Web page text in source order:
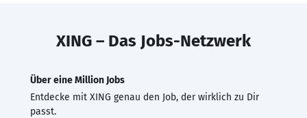
XING – Das Jobs-Netzwerk
Über eine Million Jobs
Entdecke mit XING genau den Job, der wirklich zu Dir
passt.